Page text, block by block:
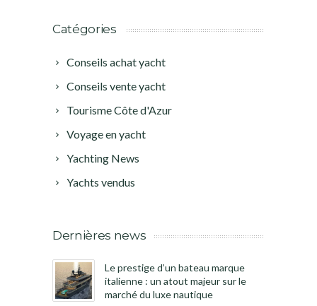
Catégories
Conseils achat yacht
Conseils vente yacht
Tourisme Côte d'Azur
Voyage en yacht
Yachting News
Yachts vendus
Dernières news
Le prestige d’un bateau marque
italienne : un atout majeur sur le
marché du luxe nautique